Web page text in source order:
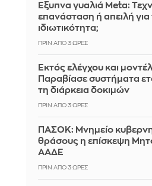
Έξυπνα γυαλιά Meta:
επανάσταση ή απειλή για
ιδιωτικότητα;
ΠΡΙΝ ΑΠΌ 3 ΏΡΕΣ
Εκτός ελέγχου και
Παραβίασε συστήματα
τη διάρκεια δοκιμών
ΠΡΙΝ ΑΠΌ 3 ΏΡΕΣ
ΠΑΣΟΚ: Μνημείο
θράσους η επίσκεψη
ΑΑΔΕ
ΠΡΙΝ ΑΠΌ 3 ΏΡΕΣ